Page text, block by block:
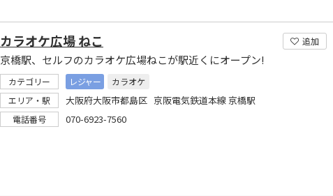
追加
カラオケ広場 ねこ
京橋駅、セルフのカラオケ広場ねこが駅近くにオープン!
カテゴリー レジャー
カラオケ
エリア・駅
大阪府大阪市都島区 京阪電気鉄道本線 京橋駅
電話番号 070-6923-7560